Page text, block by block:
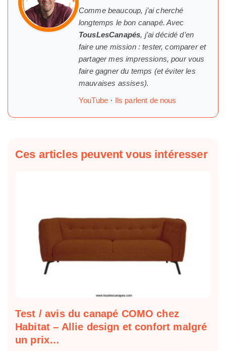
Comme beaucoup, j’ai cherché
longtemps lebon canapé. Avec
TousLesCanapés, j’ai décidé d’en
faire une mission : tester, comparer et
partager mes impressions, pour vous
faire gagner du temps (et éviter les
mauvaises assises).
YouTube · Ils parlent de nous
Ces articles peuvent vous intéresser
Test / avis du canapé COMO chez
Habitat – Allie design et confort malgré
un prix…